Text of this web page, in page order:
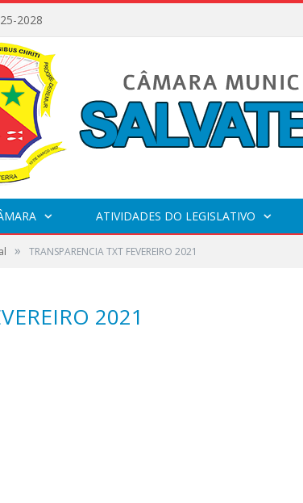
2028
ATIVIDADES DO LEGISLATIVO
» TRANSPARENCIA TXT FEVEREIRO 2021
2021